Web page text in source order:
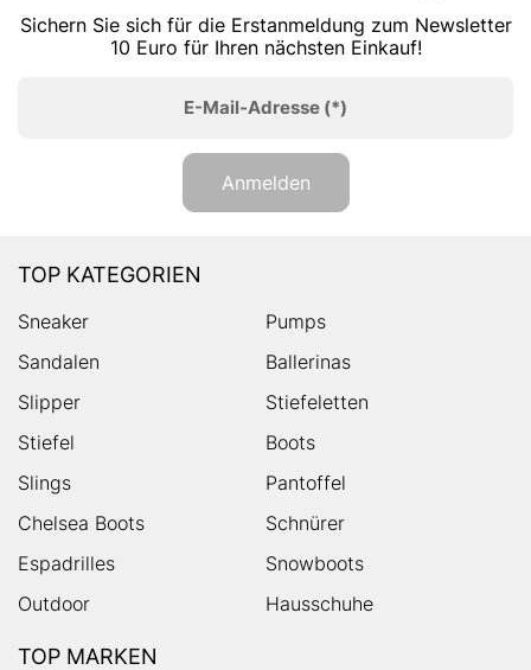
Sichern Sie sich für die Erstanmeldung zum Newsletter
10 Euro für Ihren nächsten Einkauf!
E-Mail-Adresse (*)
Anmelden
TOP KATEGORIEN
Sneaker
Pumps
Sandalen
Ballerinas
Slipper
Stiefeletten
Stiefel
Boots
Slings
Pantoffel
Chelsea Boots
Schnürer
Espadrilles
Snowboots
Outdoor
Hausschuhe
TOP MARKEN